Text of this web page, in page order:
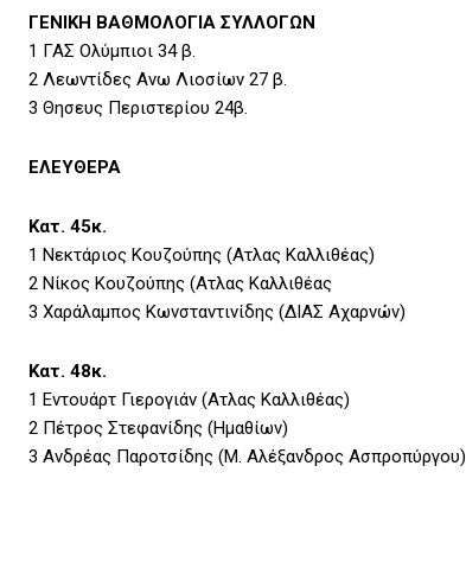
ΓΕΝΙΚΗ ΒΑΘΜΟΛΟΓΙΑ ΣΥΛΛΟΓΩΝ
1 ΓΑΣ Ολύμπιοι 34 β.
2 Λεωντίδες Ανω Λιοσίων 27 β.
3 Θησευς Περιστερίου 24β.
ΕΛΕΥΘΕΡΑ
Κατ. 45κ.
1 Νεκτάριος Κουζούπης (Ατλας Καλλιθέας)
2 Νίκος Κουζούπης (Ατλας Καλλιθέας
3 Χαράλαμπος Κωνσταντινίδης (ΔΙΑΣ Αχαρνών)
Κατ. 48κ.
1 Εντουάρτ Γιερογιάν (Ατλας Καλλιθέας)
2 Πέτρος Στεφανίδης (Ημαθίων)
3 Ανδρέας Παροτσίδης (Μ. Αλέξανδρος Ασπροπύργου)